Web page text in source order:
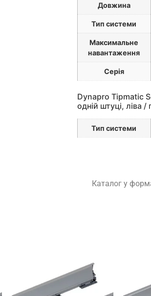
Довжина
Тип системи
Максимальне
навантаження
Серія
Dynapro Tipmatic
одній штуці, ліва /
Тип системи
Каталог у